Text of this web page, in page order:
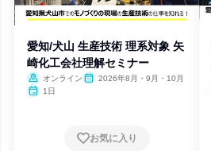
愛知/犬山 生産技術 理系対象 矢
崎化工会社理解セミナー
オンライン
2026年8月・9月・10月
1日
お気に入り